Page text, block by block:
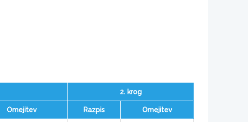
2. krog
Omejitev Razpis Omejitev